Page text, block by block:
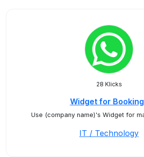
28 Klicks
Widget for
Use (company name)'s Widget for
IT / Technology